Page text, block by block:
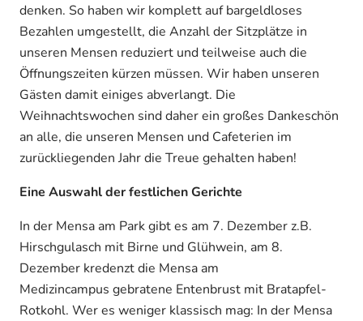
denken. So haben wir komplett auf bargeldloses
Bezahlen umgestellt, die Anzahl der Sitzplätze in
unseren Mensen reduziert und teilweise auch die
Öffnungszeiten kürzen müssen. Wir haben unseren
Gästen damit einiges abverlangt. Die
Weihnachtswochen sind daher ein großes Dankeschön
an alle, die unseren Mensen und Cafeterien im
zurückliegenden Jahr die Treue gehalten haben!
Eine Auswahl der festlichen Gerichte
In der Mensa am Park gibt es am 7. Dezember z.B.
Hirschgulasch mit Birne und Glühwein, am 8.
Dezember kredenzt die Mensa am
Medizincampus gebratene Entenbrust mit Bratapfel-
Rotkohl. Wer es weniger klassisch mag: In der Mensa